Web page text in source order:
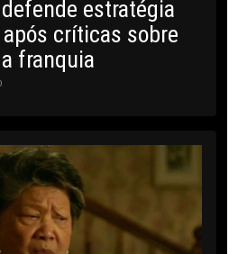
estratégia
críticas sobre
franquia